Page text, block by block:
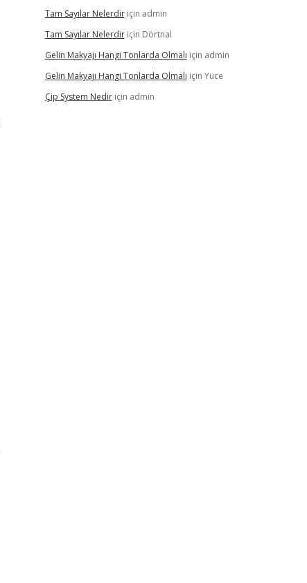
Tam Sayılar Nelerdiriçin admin
Tam Sayılar Nelerdiriçin Dörtnal
Gelin Makyajı Hangi Tonlarda Olmalı için admin
Gelin Makyajı Hangi Tonlarda Olmalı için Yüce
Çip System Nediriçin admin